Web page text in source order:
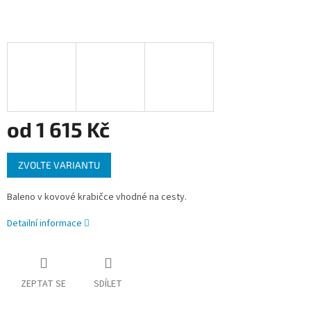
od 1 615 Kč
Měrná
cena:
ZVOLTE VARIANTU
Baleno v kovové krabičce vhodné na cesty.
Detailní informace
ZEPTAT SE SDÍLET